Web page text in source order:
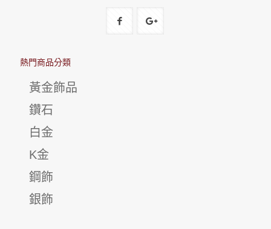
熱門商品分類
黃金飾品
鑽石
白金
K金
鋼飾
銀飾